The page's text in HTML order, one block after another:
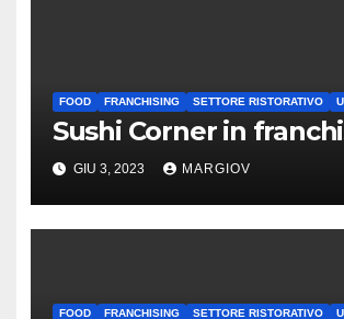
FOOD FRANCHISING SETTORE RISTORATIVO
Sushi Corner in
GIU 3, 2023 MARGIOV
FOOD FRANCHISING SETTORE RISTORATIVO